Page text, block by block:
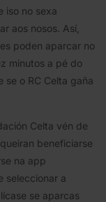
iso no sexa
aos nosos. Así,
poden aparcar no
minutos a pé do
se o RC Celta gaña
Celta vén de
beneficiarse
na app
seleccionar a
se aparcas